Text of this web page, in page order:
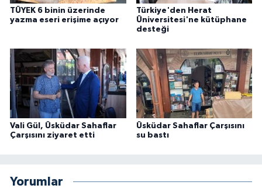
TÜYEK 6 binin üzerinde
yazma eseri erişime açıyor
Türkiye'den Herat
Üniversitesi'ne kütüphane
desteği
Vali Gül, Üsküdar Sahaflar
Çarşısını ziyaret etti
Üsküdar Sahaflar Çarşısını
su bastı
Yorumlar